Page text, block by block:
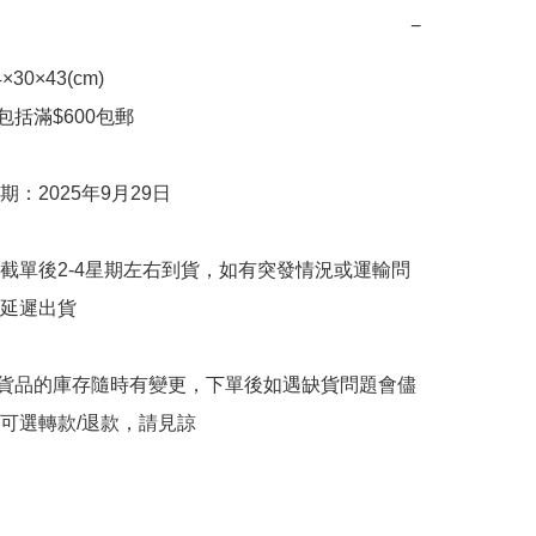
−
括滿$600包郵
：2025年9月29日
單後2-4星期左右到貨，如有突發情況或運輸問
遲出貨
品的庫存隨時有變更，下單後如遇缺貨問題會儘
選轉款/退款，請見諒